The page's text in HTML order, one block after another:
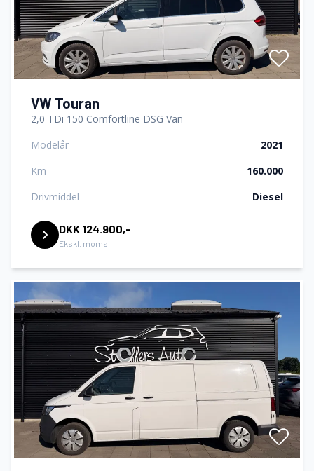
VW Touran
2,0 TDi 150 Comfortline DSG Van
Modelår
2021
Km
160.000
Drivmiddel
Diesel
DKK 124.900,-
Ekskl. moms